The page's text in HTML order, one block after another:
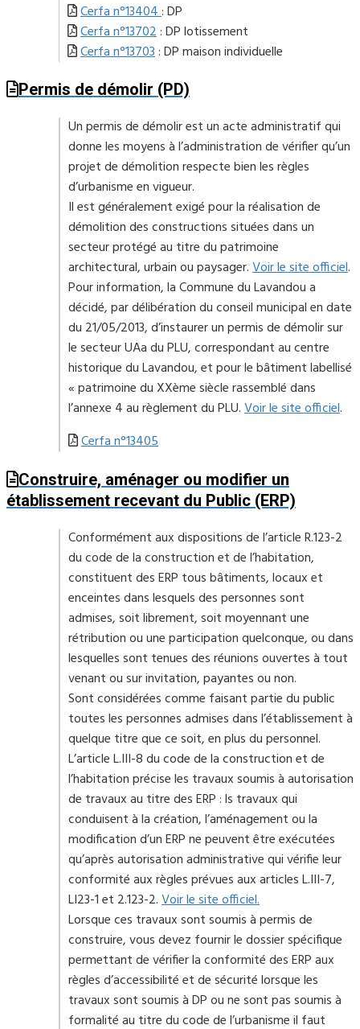
Cerfa n°13404: DP
Cerfa n°13702: DP lotissement
Cerfa n°13703: DP maison individuelle
Permis de démolir (PD)
Un permis de démolir est un acte administratif qui
donne les moyens à l’administration de vérifier qu’un
projet de démolition respecte bien les règles
d’urbanisme en vigueur.
Il est généralement exigé pour la réalisation de
démolition des constructions situées dans un
secteur protégé au titre du patrimoine
architectural, urbain ou paysager.Voir le site officiel.
Pour information, la Commune du Lavandou a
décidé, par délibération du conseil municipal en date
du 21/05/2013, d’instaurer un permis de démolir sur
le secteur UAa du PLU, correspondant au centre
historique du Lavandou, et pour le bâtiment labellisé
« patrimoine du XXème siècle rassemblé dans
l’annexe 4 au règlement du PLU.Voir le site officiel.
Cerfa n°13405
Construire, aménager ou modifier un
établissement recevant du Public (ERP)
Conformément aux dispositions de l’article R.123-2
du code de la construction et de l’habitation,
constituent des ERP tous bâtiments, locaux et
enceintes dans lesquels des personnes sont
admises, soit librement, soit moyennant une
rétribution ou une participation quelconque, ou dans
lesquelles sont tenues des réunions ouvertes à tout
venant ou sur invitation, payantes ou non.
Sont considérées comme faisant partie du public
toutes les personnes admises dans l’établissement à
quelque titre que ce soit, en plus du personnel.
L’article L.III-8 du code de la construction et de
l’habitation précise les travaux soumis à autorisation
de travaux au titre des ERP : ls travaux qui
conduisent à la création, l’aménagement ou la
modification d’un ERP ne peuvent être exécutées
qu’après autorisation administrative qui vérifie leur
conformité aux règles prévues aux articles L.III-7,
LI23-1 et 2.123-2.Voir le site officiel.
Lorsque ces travaux sont soumis à permis de
construire, vous devez fournir le dossier spécifique
permettant de vérifier la conformité des ERP aux
règles d’accessibilité et de sécurité lorsque les
travaux sont soumis à DP ou ne sont pas soumis à
formalité au titre du code de l’urbanisme il faut